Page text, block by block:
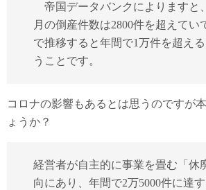
帝国データバンクによりますと
月の倒産件数は2800件を超えてい
で推移すると年間で1万件を超え
うことです。
コロナの影響もあるとは思うのですが
ょうか？
経営者が自主的に事業を畳む「休
向にあり、年間で2万5000件に達